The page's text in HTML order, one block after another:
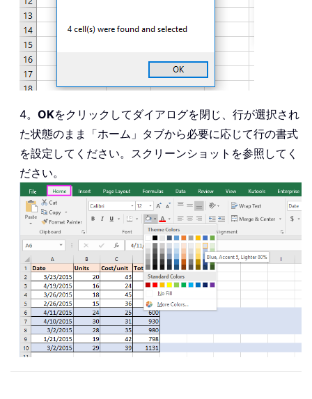
4。 OKをクリックしてダイアログを閉じ、行が選択され
た状態のまま「ホーム」タブから必要に応じて行の書式
を設定してください。スクリーンショットを参照してく
ださい。